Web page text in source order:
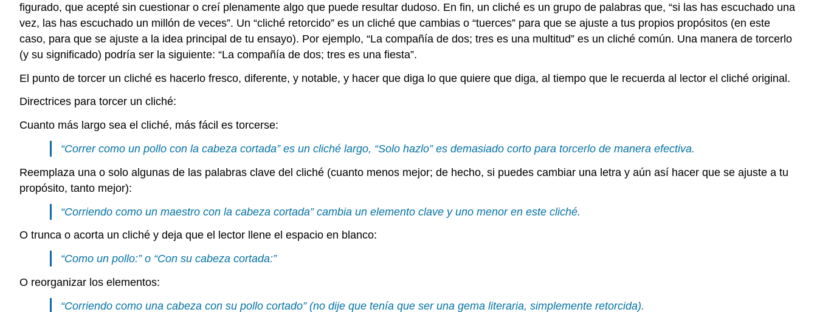
figurado, que acepté sin cuestionar o creí plenamente algo que puede resultar dudoso. En fin, un cliché es un grupo de palabras que, “si las has escuchado una
vez, las has escuchado un millón de veces”. Un “cliché retorcido” es un cliché que cambias o “tuerces” para que se ajuste a tus propios propósitos (en este
caso, para que se ajuste a la idea principal de tu ensayo). Por ejemplo, “La compañía de dos; tres es una multitud” es un cliché común. Una manera de torcerlo
(y su significado) podría ser la siguiente: “La compañía de dos; tres es una fiesta”.
El punto de torcer un cliché es hacerlo fresco, diferente, y notable, y hacer que diga lo que quiere que diga, al tiempo que le recuerda al lector el cliché original.
Directrices para torcer un cliché:
Cuanto más largo sea el cliché, más fácil es torcerse:
“Correr como un pollo con la cabeza cortada” es un cliché largo, “Solo hazlo” es demasiado corto para torcerlo de manera efectiva.
Reemplaza una o solo algunas de las palabras clave del cliché (cuanto menos mejor; de hecho, si puedes cambiar una letra y aún así hacer que se ajuste a tu
propósito, tanto mejor):
“Corriendo como un maestro con la cabeza cortada” cambia un elemento clave y uno menor en este cliché.
O trunca o acorta un cliché y deja que el lector llene el espacio en blanco:
“Como un pollo:” o “Con su cabeza cortada:”
O reorganizar los elementos:
“Corriendo como una cabeza con su pollo cortado” (no dije que tenía que ser una gema literaria, simplemente retorcida).